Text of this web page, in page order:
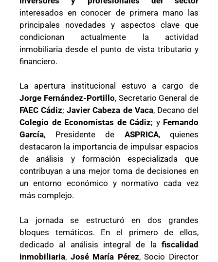
interesados en conocer de primera mano las
principales novedades y aspectos clave que
condicionan actualmente la actividad
inmobiliaria desde el punto de vista tributario y
financiero.
La apertura institucional estuvo a cargo de
Jorge Fernández-Portillo, Secretario General de
FAEC Cádiz;Javier Cabeza de Vaca, Decano del
Colegio de Economistas de Cádiz; y Fernando
García, Presidente de ASPRICA, quienes
destacaron la importancia de impulsar espacios
de análisis y formación especializada que
contribuyan a una mejor toma de decisiones en
un entorno económico y normativo cada vez
más complejo.
La jornada se estructuró en dos grandes
bloques temáticos. En el primero de ellos,
dedicado al análisis integral de la fiscalidad
inmobiliaria, José María Pérez, Socio Director